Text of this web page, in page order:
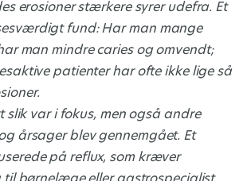
erosioner stærkere syrer udefra. Et
fund: Har man mange
man mindre caries og omvendt;
patienter har ofte ikke lige så
slik var i fokus, men også andre
årsager blev gennemgået. Et
på reflux, som kræver